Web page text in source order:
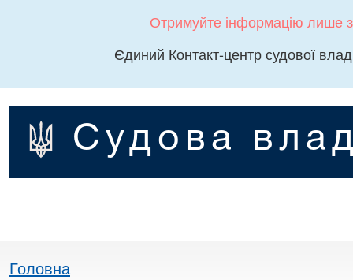
Отримуйте інформацію лише
Єдиний Контакт-центр судової
Судова
Головна